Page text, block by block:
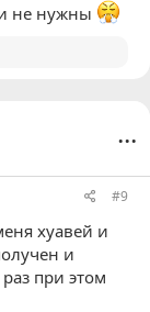
не нужны
...
#9
хуавей и
и
при этом